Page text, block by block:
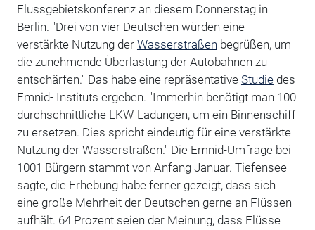
Flussgebietskonferenz an diesem Donnerstag in
Berlin. "Drei von vier Deutschen würden eine
verstärkte Nutzung der Wasserstraßen begrüßen, um
die zunehmende Überlastung der Autobahnen zu
entschärfen." Das habe eine repräsentative Studiedes
Emnid- Instituts ergeben. "Immerhin benötigt man 100
durchschnittliche LKW-Ladungen, um ein Binnenschiff
zu ersetzen. Dies spricht eindeutig für eine verstärkte
Nutzung der Wasserstraßen." Die Emnid-Umfrage bei
1001 Bürgern stammt von Anfang Januar. Tiefensee
sagte, die Erhebung habe ferner gezeigt, dass sich
eine große Mehrheit der Deutschen gerne an Flüssen
aufhält. 64 Prozent seien der Meinung, dass Flüsse